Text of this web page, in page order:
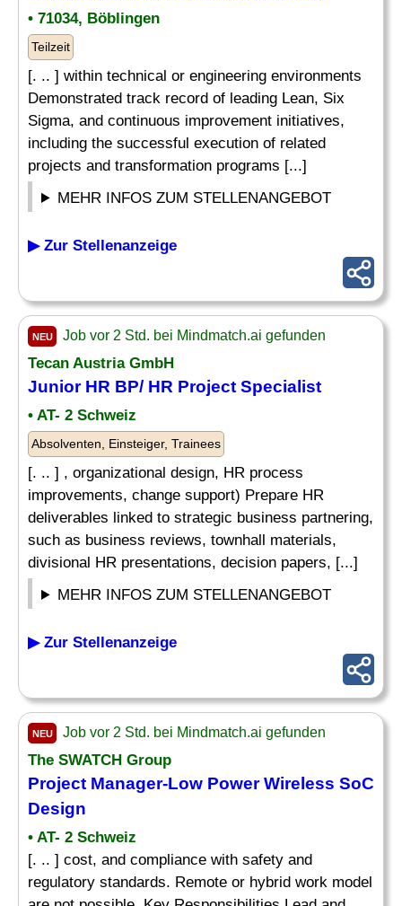
• 71034, Böblingen
Teilzeit
[. .. ] within technical or engineering environments
Demonstrated track record of leading Lean, Six
Sigma, and continuous improvement initiatives,
including the successful execution of related
projects and transformation programs [...]
MEHR INFOS ZUM STELLENANGEBOT
▶ Zur Stellenanzeige
NEU Job vor 2 Std. bei Mindmatch.ai gefunden
Tecan Austria GmbH
Junior HR BP/ HR Project Specialist
• AT- 2 Schweiz
Absolventen, Einsteiger, Trainees
[. .. ] , organizational design, HR process
improvements, change support) Prepare HR
deliverables linked to strategic business partnering,
such as business reviews, townhall materials,
divisional HR presentations, decision papers, [...]
MEHR INFOS ZUM STELLENANGEBOT
▶ Zur Stellenanzeige
NEU Job vor 2 Std. bei Mindmatch.ai gefunden
The SWATCH Group
Project Manager-Low Power Wireless SoC
Design
• AT- 2 Schweiz
[. .. ] cost, and compliance with safety and
regulatory standards. Remote or hybrid work model